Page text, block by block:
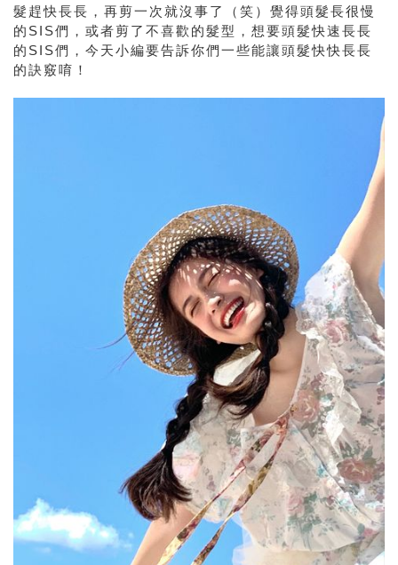
髮趕快長長，再剪一次就沒事了（笑）覺得頭髮長很慢
的SIS們，或者剪了不喜歡的髮型，想要頭髮快速長長
的SIS們，今天小編要告訴你們一些能讓頭髮快快長長
的訣竅唷！